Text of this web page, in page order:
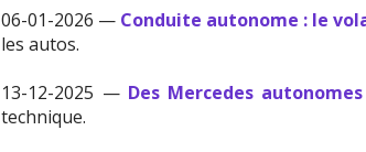
06-01-2026 — Conduite autonome : le
les autos.
13-12-2025 — Des Mercedes
technique.